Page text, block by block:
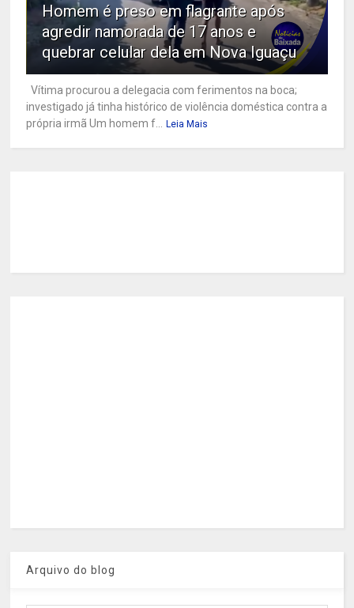
Homem é preso em flagrante após
agredir namorada de 17 anos e
quebrar celular dela em Nova Iguaçu
Vítima procurou a delegacia com ferimentos na boca;
investigado já tinha histórico de violência doméstica contra a
própria irmã Um homem f...
Leia Mais
Arquivo do blog